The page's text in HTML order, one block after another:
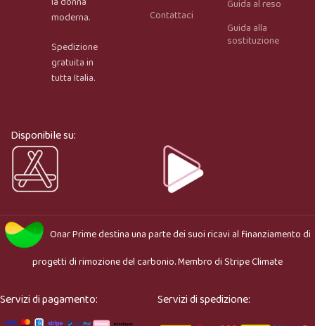
Onar AI Assistant
moderna.
Spedizione
gratuita in
tutta Italia.
Contattaci
Guida al reso
Guida alla
sostituzione
Disponibile su:
Onar Primedestina una parte dei suoi ricavi al finanziamento di
progetti di rimozione del carbonio. Membro diStripe Climate
Servizi di pagamento: Servizi di spedizione: